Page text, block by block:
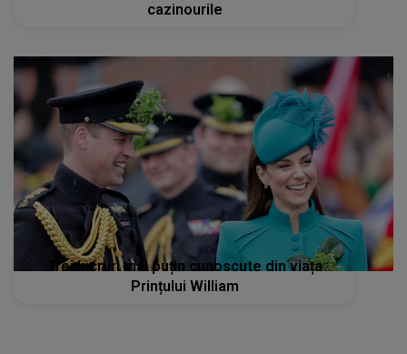
cazinourile
Trei lucruri mai puțin cunoscute din viața
Prințului William